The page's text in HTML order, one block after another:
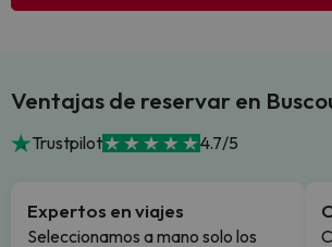
Ventajas de reservar en
Trustpilot 4.7/5
Expertos en viajes
Seleccionamos a mano solo los